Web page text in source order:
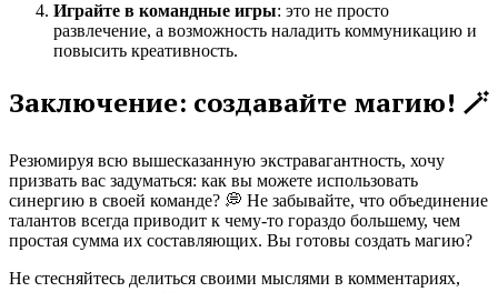
Играйте в командные игры: это не просто
развлечение, а возможность наладить коммуникацию и
повысить креативность.
Заключение: создавайте магию! 🪄
Резюмируя всю вышесказанную экстравагантность, хочу
призвать вас задуматься: как вы можете использовать
синергию в своей команде? 💭 Не забывайте, что объединение
талантов всегда приводит к чему-то гораздо большему, чем
простая сумма их составляющих. Вы готовы создать магию?
Не стесняйтесь делиться своими мыслями в комментариях,